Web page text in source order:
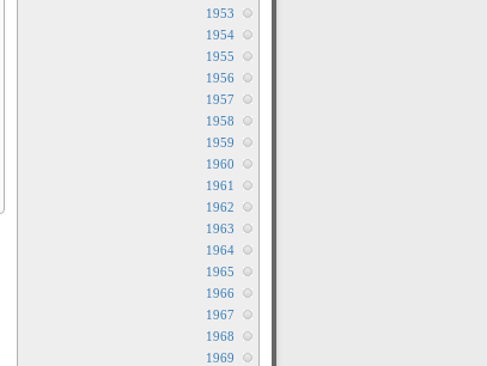
1953
1954
1955
1956
1957
1958
1959
1960
1961
1962
1963
1964
1965
1966
1967
1968
1969